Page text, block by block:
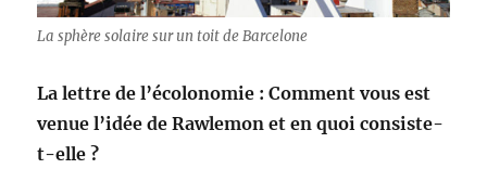
La sphère solaire sur un toit de Barcelone
La lettre de l’écolonomie : Comment vous est
venue l’idée de Rawlemon et en quoi consiste-
t-elle ?